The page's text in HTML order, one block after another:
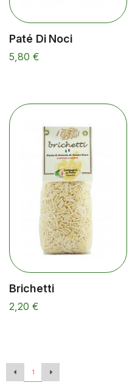
Paté Di Noci
5,80 €
Brichetti
2,20 €
1